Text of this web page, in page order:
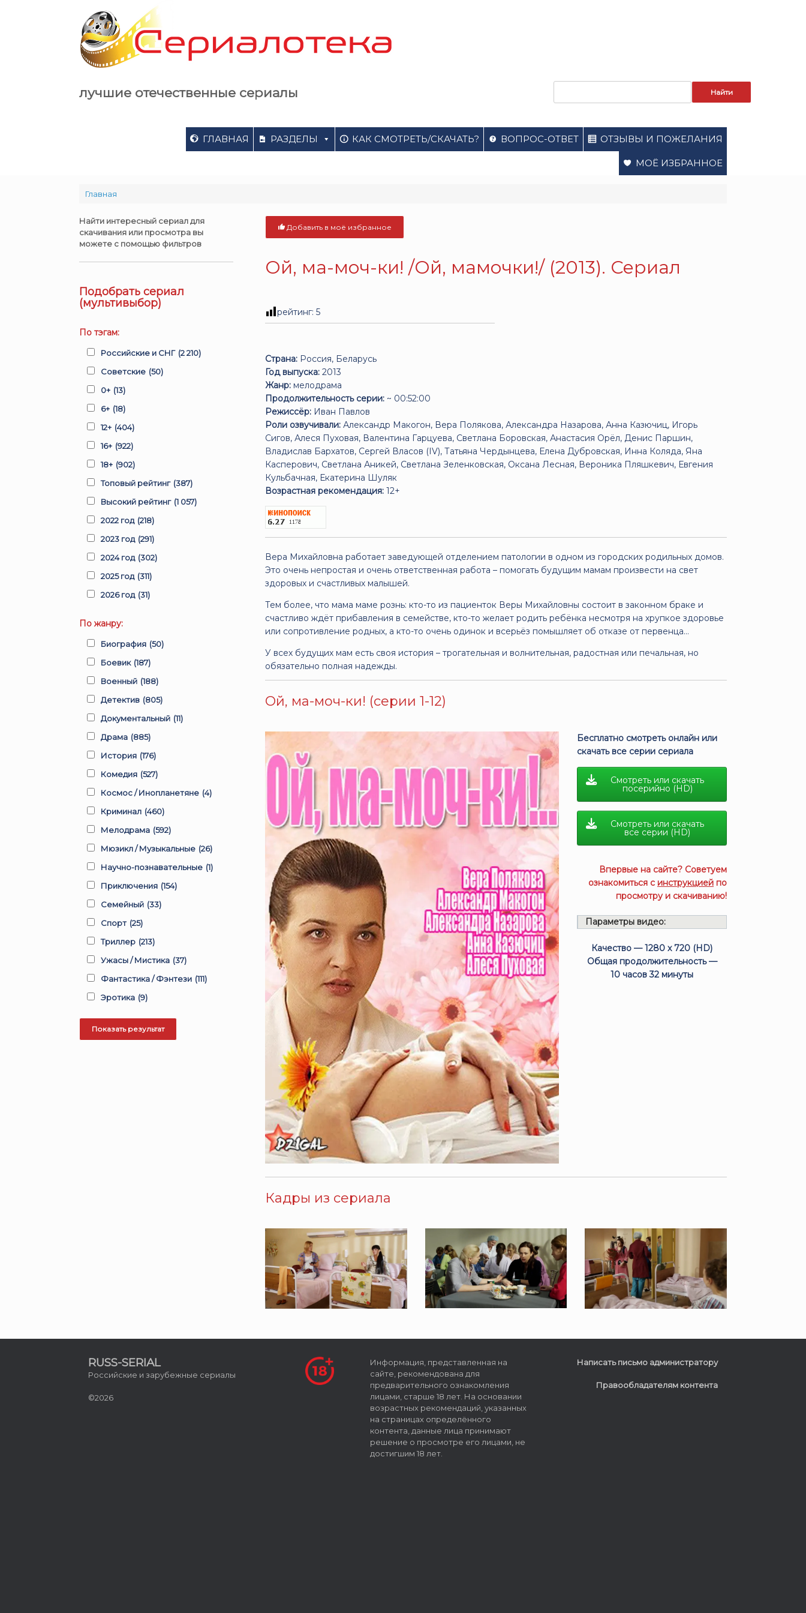
лучшие отечественные сериалы
ГЛАВНАЯ РАЗДЕЛЫ КАК СМОТРЕТЬ/СКАЧАТЬ? ВОПРОС-ОТВЕТ ОТЗЫВЫ И ПОЖЕЛАНИЯ
МОЁ ИЗБРАННОЕ
Главная
Добавить в моё избранное
Ой, ма-моч-ки! /Ой, мамочки!/ (2013). Сериал
рейтинг:5
Страна: Россия, Беларусь
Год выпуска: 2013
Жанр: мелодрама
Продолжительность серии: ~ 00:52:00
Режиссёр: Иван Павлов
Роли озвучивали: Александр Макогон, Вера Полякова, Александра Назарова, Анна Казючиц, Игорь
Сигов, Алеся Пуховая, Валентина Гарцуева, Светлана Боровская, Анастасия Орёл, Денис Паршин,
Владислав Бархатов, Сергей Власов (IV), Татьяна Чердынцева, Елена Дубровская, Инна Коляда, Яна
Касперович, Светлана Аникей, Светлана Зеленковская, Оксана Лесная, Вероника Пляшкевич, Евгения
Кульбачная, Екатерина Шуляк
Возрастная рекомендация: 12+
Вера Михайловна работает заведующей отделением патологии в одном из городских родильных домов.
Это очень непростая и очень ответственная работа – помогать будущим мамам произвести на свет
здоровых и счастливых малышей.
Тем более, что мама маме рознь: кто-то из пациенток Веры Михайловны состоит в законном браке и
счастливо ждёт прибавления в семействе, кто-то желает родить ребёнка несмотря на хрупкое здоровье
или сопротивление родных, а кто-то очень одинок и всерьёз помышляет об отказе от первенца…
У всех будущих мам есть своя история – трогательная и волнительная, радостная или печальная, но
обязательно полная надежды.
Ой, ма-моч-ки! (серии 1-12)
Бесплатно смотреть онлайн или
скачать все серии сериала
Смотреть или скачать
посерийно (HD)
Смотреть или скачать
все серии (HD)
Впервые на сайте? Советуем
ознакомиться с инструкцией по
просмотру и скачиванию!
Параметры видео:
Качество — 1280 x 720 (HD)
Общая продолжительность —
10 часов 32 минуты
Кадры из сериала
Найти интересный сериал для
скачивания или просмотра вы
можете с помощью фильтров
Подобрать сериал
(мультивыбор)
По тэгам:
Российские и СНГ (2 210)
Советские (50)
0+ (13)
6+ (18)
12+ (404)
16+ (922)
18+ (902)
Топовый рейтинг (387)
Высокий рейтинг (1 057)
2022 год (218)
2023 год (291)
2024 год (302)
2025 год (311)
2026 год (31)
По жанру:
Биография (50)
Боевик (187)
Военный (188)
Детектив (805)
Документальный (11)
Драма (885)
История (176)
Комедия (527)
Космос / Инопланетяне (4)
Криминал (460)
Мелодрама (592)
Мюзикл / Музыкальные (26)
Научно-познавательные (1)
Приключения (154)
Семейный (33)
Спорт (25)
Триллер (213)
Ужасы / Мистика (37)
Фантастика / Фэнтези (111)
Эротика (9)
RUSS-SERIAL
Российские и зарубежные сериалы
©2026
Информация, представленная на
сайте, рекомендована для
предварительного ознакомления
лицами, старше 18 лет. На основании
возрастных рекомендаций, указанных
на страницах определённого
контента, данные лица принимают
решение о просмотре его лицами, не
достигшим 18 лет.
Написать письмо администратору
Правообладателям контента